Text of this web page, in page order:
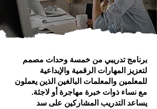
برنامج تدريبي من خمسة وحدات مصمم
لتعزيز المهارات الرقمية والإبداعية
للمعلمين والمعلمات البالغين الذين يعملون
مع نساء ذوات خبرة مهاجرة أو لاجئة.
يساعد التدريب المشاركين على سد